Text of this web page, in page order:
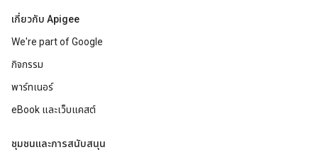
เกี่ยวกับ Apigee
We're part of Google
กิจกรรม
พาร์ทเนอร์
eBook และเว็บแคสต์
ชุมชนและการสนับสนุน